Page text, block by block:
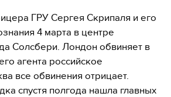
ГРУ Сергея Скрипаля и его
4 марта в центре
Солсбери. Лондон обвиняет в
агента российское
все обвинения отрицает.
спустя полгода нашла главных